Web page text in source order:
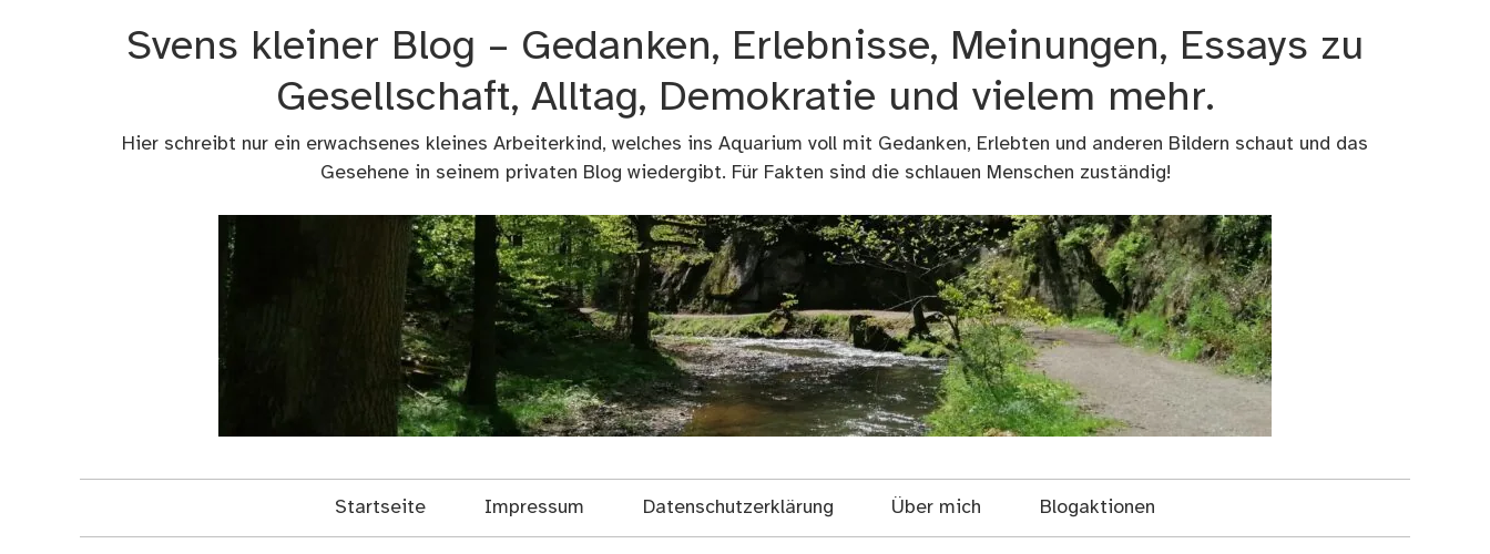
Svens kleiner Blog – Gedanken, Erlebnisse, Meinungen, Essays zu
Gesellschaft, Alltag, Demokratie und vielem mehr.
Hier schreibt nur ein erwachsenes kleines Arbeiterkind, welches ins Aquarium voll mit Gedanken, Erlebten und anderen Bildern schaut und das
Gesehene in seinem privaten Blog wiedergibt. Für Fakten sind die schlauen Menschen zuständig!
Startseite Impressum Datenschutzerklärung Über mich Blogaktionen